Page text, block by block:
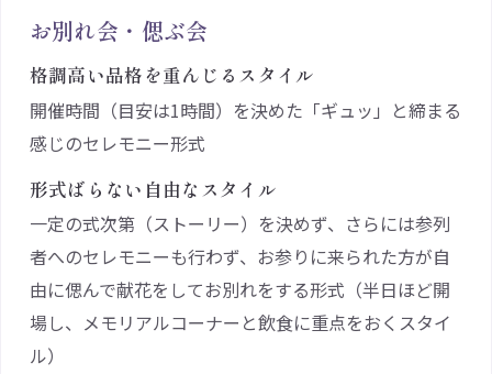
お別れ会・偲ぶ会
格調高い品格を重んじるスタイル
開催時間（目安は1時間）を決めた「ギュッ」と締まる
感じのセレモニー形式
形式ばらない自由なスタイル
一定の式次第（ストーリー）を決めず、さらには参列
者へのセレモニーも行わず、お参りに来られた方が自
由に偲んで献花をしてお別れをする形式（半日ほど開
場し、メモリアルコーナーと飲食に重点をおくスタイ
ル）